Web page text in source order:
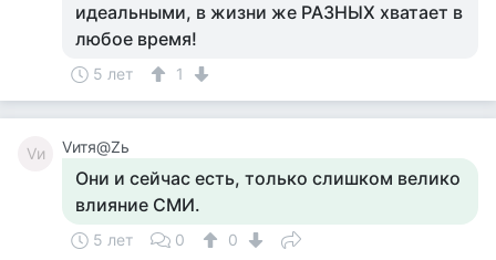
идеальными, в жизни же РАЗНЫХ хватает в
любое время!
5 лет 1
Vи Vитя@Zь
Они и сейчас есть, только слишком велико
влияние СМИ.
5 лет 0 0